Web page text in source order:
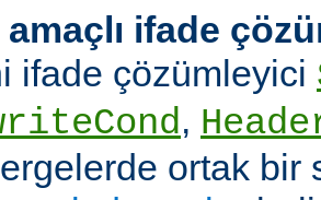
amaçlı ifade
ifade çözümleyici
,
ortak bir